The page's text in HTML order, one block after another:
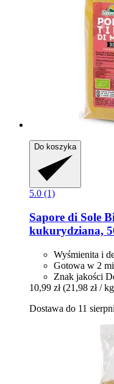
Do koszyka
5.0 (1)
Sapore di Sole
kukurydziana,
Wyśmienita i
Gotowa w 2
Znak jakości
10,99 zł (21,98 zł /
Dostawa do 11